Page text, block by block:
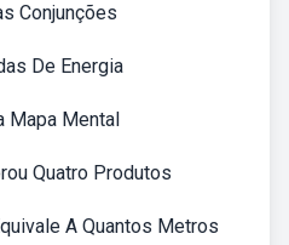
Conjunções
De Energia
Mapa Mental
Quatro Produtos
A Quantos Metros